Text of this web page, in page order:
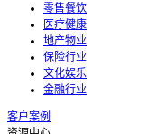
零售餐饮
医疗健康
地产物业
保险行业
文化娱乐
金融行业
客户案例